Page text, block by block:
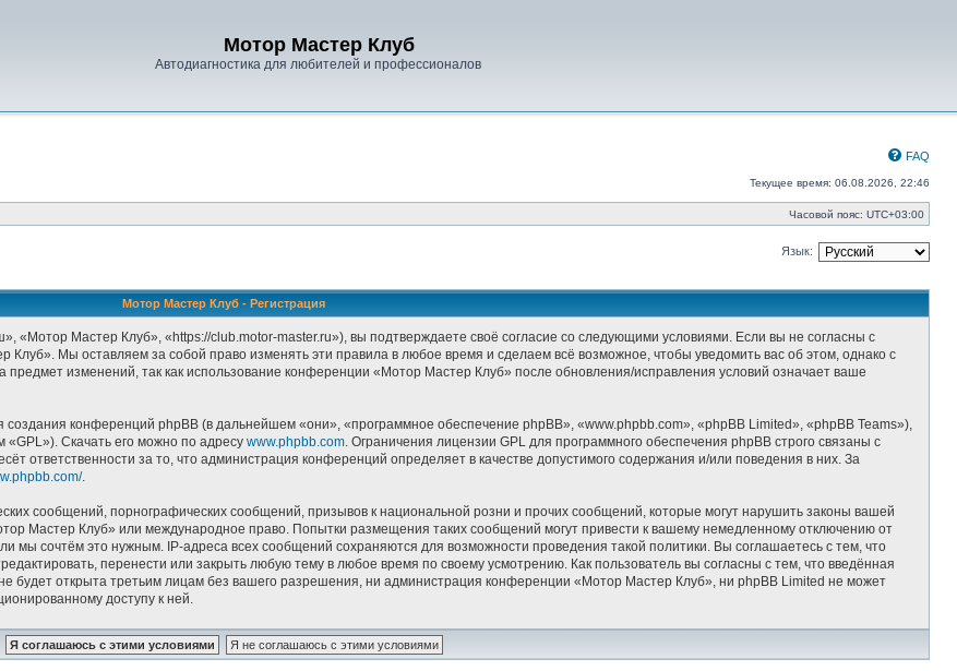
Мотор Мастер Клуб
Автодиагностика для любителей и профессионалов
FAQ
Текущее время: 06.08.2026, 22:46
Часовой пояс: UTC+03:00
Язык:
Мотор Мастер Клуб - Регистрация
Мастер Клуб», «https://club.motor-master.ru»), вы подтверждаете своё согласие со следующими условиями. Если вы не согласны с
Мы оставляем за собой право изменять эти правила в любое время и сделаем всё возможное, чтобы уведомить вас об этом, однако с
изменений, так как использование конференции «Мотор Мастер Клуб» после обновления/исправления условий означает ваше
конференций phpBB (в дальнейшем «они», «программное обеспечение phpBB», «www.phpbb.com», «phpBB Limited», «phpBB Teams»),
«GPL»). Скачать его можно по адресу www.phpbb.com. Ограничения лицензии GPL для программного обеспечения phpBB строго связаны с
ответственности за то, что администрация конференций определяет в качестве допустимого содержания и/или поведения в них. За
.
сообщений, порнографических сообщений, призывов к национальной розни и прочих сообщений, которые могут нарушить законы вашей
Мастер Клуб» или международное право. Попытки размещения таких сообщений могут привести к вашему немедленному отключению от
мы сочтём это нужным. IP-адреса всех сообщений сохраняются для возможности проведения такой политики. Вы соглашаетесь с тем, что
перенести или закрыть любую тему в любое время по своему усмотрению. Как пользователь вы согласны с тем, что введённая
будет открыта третьим лицам без вашего разрешения, ни администрация конференции «Мотор Мастер Клуб», ни phpBB Limited не может
доступу к ней.